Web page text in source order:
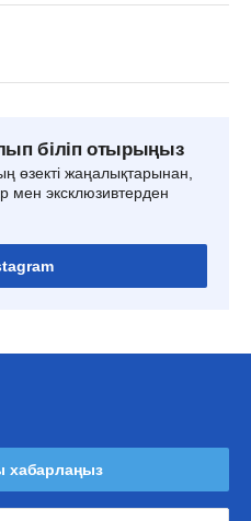
біліп отырыңыз
өзекті жаңалықтарынан,
мен эксклюзивтерден
хабарлаңыз